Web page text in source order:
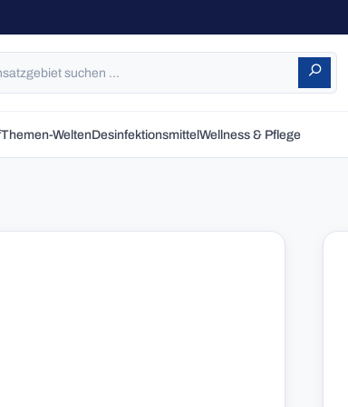
Themen-WeltenDesinfektionsmittelWellness & Pflege